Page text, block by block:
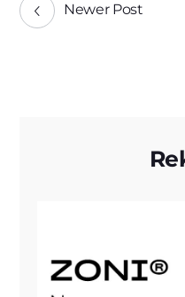
Newer Post